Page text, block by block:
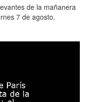
de la mañanera
7 de agosto.